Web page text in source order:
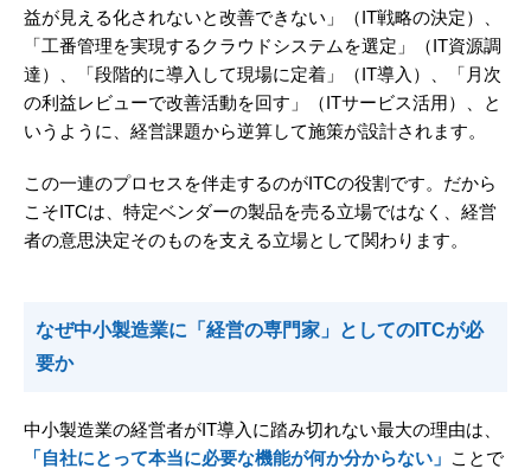
益が見える化されないと改善できない」（IT戦略の決定）、
「工番管理を実現するクラウドシステムを選定」（IT資源調
達）、「段階的に導入して現場に定着」（IT導入）、「月次
の利益レビューで改善活動を回す」（ITサービス活用）、と
いうように、経営課題から逆算して施策が設計されます。
この一連のプロセスを伴走するのがITCの役割です。だから
こそITCは、特定ベンダーの製品を売る立場ではなく、経営
者の意思決定そのものを支える立場として関わります。
なぜ中小製造業に「経営の専門家」としてのITCが必
要か
中小製造業の経営者がIT導入に踏み切れない最大の理由は、
「自社にとって本当に必要な機能が何か分からない」 ことで